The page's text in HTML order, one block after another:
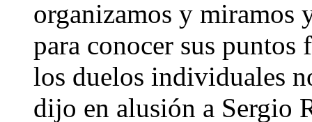
organizamos y miramos
para conocer sus puntos
los duelos individuales
dijo en alusión a Sergio